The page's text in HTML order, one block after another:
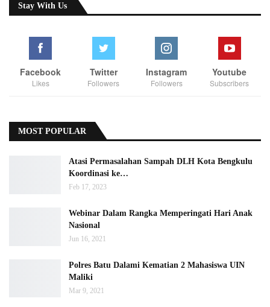
Stay With Us
Facebook
Likes
Twitter
Followers
Instagram
Followers
Youtube
Subscribers
MOST POPULAR
Atasi Permasalahan Sampah DLH Kota Bengkulu
Koordinasi ke…
Feb 17, 2023
Webinar Dalam Rangka Memperingati Hari Anak
Nasional
Jun 16, 2021
Polres Batu Dalami Kematian 2 Mahasiswa UIN
Maliki
Mar 9, 2021